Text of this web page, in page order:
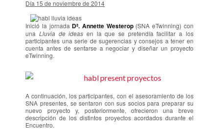
Día 15 de noviembre de 2014
Inició la jornada Dª. Annette Westerop (SNA eTwinning) con
unaLluvia de ideas en la que se pretendía facilitar a los
participantes una serie de sugerencias y consejos a tener en
cuenta antes de sentarse a negociar y diseñar un proyecto
eTwinning.
A continuación, los participantes, con el asesoramiento de los
SNA presentes, se sentaron con sus socios para preparar su
nuevo proyecto y, posteriormente, ofrecieron una breve
descripción de los distintos proyectos acordados durante el
Encuentro.